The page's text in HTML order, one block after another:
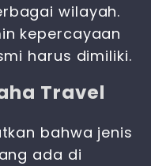
wilayah.
kepercayaan
harus dimiliki.
Travel
bahwa jenis
ada di